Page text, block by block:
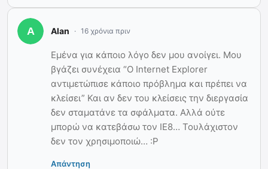
Alan 16 χρόνια πριν
Εμένα για κάποιο λόγο δεν μου ανοίγει. Μου
βγάζει συνέχεια “Ο Internet Explorer
αντιμετώπισε κάποιο πρόβλημα και πρέπει να
κλείσει” Και αν δεν του κλείσεις την διεργασία
δεν σταματάνε τα σφάλματα. Αλλά ούτε
μπορώ να κατεβάσω τον IE8… Τουλάχιστον
δεν τον χρησιμοποιώ… :Ρ
Απάντηση